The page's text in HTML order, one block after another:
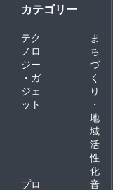
カテゴリー
テク
ノロ
ジー
・ガ
ジェ
ット
ま
ち
づ
く
り
・
地
域
活
性
化
プロ
音